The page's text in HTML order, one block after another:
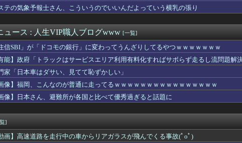
ん、8回3失点wwwwwwwwwwwwwwwwwwww
方をしている人
でサッカーの人気がなくなってしまった理由ｗｗｗｗｗｗｗ
ーの変身前を演じる役者さんがステージで実際に演じるヒーローショ...
、デブ禁止のマッチングアプリを思いつくｗｗｗｗｗ
ート「1位弱いです、ドリフト加速します、排気量低いです」←こい...
ティルトローター攻撃ドローンのコンセプトで衝撃を与える...
選手「過度な撮影制限はやめて欲しい、私のお尻は問題ない」
党は義援金を被災地に持ってはいく。が、持って行った先で党の活...
の女が結婚したらしいです。許せないから「嫁さんはフリンの過去が...
山田のユニフォームが話題沸騰「涼しそう」「熱中症対策では」「T...
残されたアライグマ、パドルボードで救助されて人の脚の下に潜り込...
し 〜 韓国警察、大韓サッカー協会を家宅捜索 代表監督選...
女友達に聞いたら実技実習があるらしい→こうなるwww
ウェア｣を発売ｗｗｗｗｗ
テの気象予報士さん、こういうのでいいんだよっていう横乳の張り
ュース : 人生VIP職人ブログwww [一覧]
信SBI」が「ドコモの銀行」に変わってうんざりしてるやつｗｗｗｗｗｗｗ
能】政府「トラックはサービスエリア利用有料化すればサボらず走るし流問題解
家「日本車はダサい、見てて恥ずかしい」
像】福岡、こんなのが普通に走ってるｗｗｗｗｗｗｗｗｗｗｗｗｗｗｗｗ
像】日本さん、避難所が各国と比べて優秀過ぎると話題に
]
画】高速道路を走行中の車からリアガラスが飛んでくる事故(ﾟoﾟ)